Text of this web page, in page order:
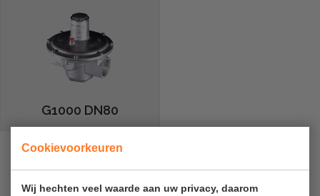
Cookievoorkeuren
Wij hechten veel waarde aan uw privacy, daarom
G1000 DN80
DOCUMENTATIE